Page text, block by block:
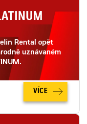
Rental opět
uznávaném
VÍCE